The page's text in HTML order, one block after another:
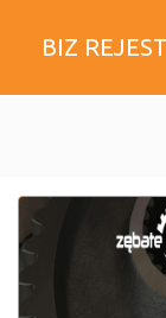
BIZ